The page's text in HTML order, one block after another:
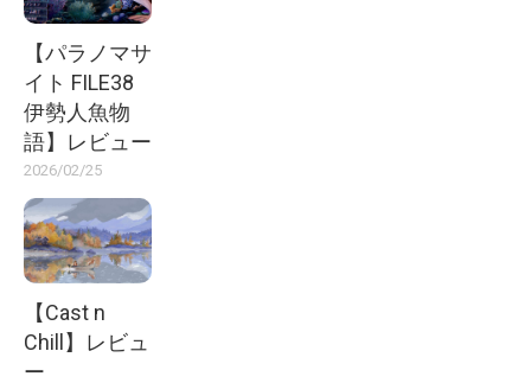
【パラノマサ
イト FILE38
伊勢人魚物
語】レビュー
2026/02/25
【Cast n
Chill】レビュ
ー